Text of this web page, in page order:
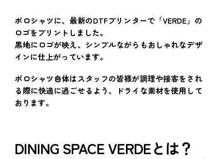
ポロシャツに、最新のDTFプリンターで「VERDE」の
ロゴをプリントしました。
黒地にロゴが映え、シンプルながらもおしゃれなデザ
インに仕上がっています。
ポロシャツ自体はスタッフの皆様が調理や接客をされ
る際に快適に過ごせるよう、ドライな素材を使用して
おります。
DINING SPACE VERDEとは？